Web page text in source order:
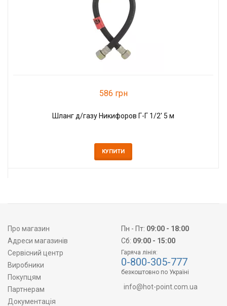
586 грн
Шланг д/газу Никифоров Г-Г 1/2' 5 м
КУПИТИ
Про магазин
Адреси магазинів
Сервісний центр
Виробники
Покупцям
Партнерам
Документація
Пн - Пт: 09:00 - 18:00
Сб: 09:00 - 15:00
Гаряча лінія:
0-800-305-777
безкоштовно по Україні
info@hot-point.com.ua